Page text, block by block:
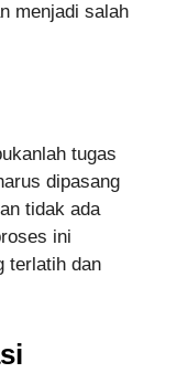
menjadi salah
tugas
dipasang
tidak ada
ini
terlatih dan